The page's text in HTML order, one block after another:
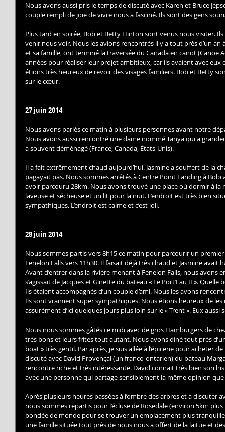
Nous avons aussi pris le temps de discuté avec Karen et Bruce
couple rempli de joie de vivre nous a fasciné. Ils sont des gens
Plus tard en soirée, Bob et Betty Hinton sont venus nous visiter.
venir nous voir. Nous les avions rencontrés il y a tout près d’un an
et sa famille, ont terminé la traversée du Canada en canot (Canoe
années pour réaliser leur projet ambitieux, car ils avaient avec eux
étions très heureux de revoir des visages familiers. Bob et Betty
sur le cœur.
27 juin 2014
Nous avons parlés ce matin à plusieurs personnes avant notre
Nous avons aussi rencontré une dame nommé Tanya qui a
a souvent déménagé (France, Canada, États-Unis).
Il a fait extrêmement chaud aujourd’hui. Jasmine a souffert de la
pagayait pas. Nous sommes arrêtés à Centre Point Landing à
avoir parcouru 28km. Nous avons trouvé une place où dormir à
laveuse et sécheuse et un lit pour la nuit. L’endroit est très bien
sympathiques. L’endroit est calme et c’est joli.
28 juin 2014
Nous sommes partis vers 8h15 ce matin pour parcourir un
Fenelon Falls vers 11h30. Il faisait déjà très chaud et Jasmine avait
Avant d’entrer dans la rivière menant à Fenelon Falls, nous
s’agissait de Jacques et Ginette du bateau « Le Port’Eau II ».
Ils étaient accompagnés d’un couple d’ami. Nous les avons
Ils sont vraiment super sympathiques. Nous étions heureux de
assurément d’ici quelques jours plus loin sur le « Trent ». Eux
Nous nous sommes gâtés ce midi avec de gros Hamburgers de
très bons et leurs frites tout autant. Nous avons diné tout près
boat » très gentil. Par après, je suis allée à l’épicerie pour acheter
discuté avec David Provençal (un franco-ontarien) du bateau
rencontre riche et très intéressante. David connait très bien son
avec une personne qui partage sensiblement la même opinion
Après plusieurs heures passées à l’ombre des arbres et à discuter
nous sommes repartis pour l’écluse de Rosedale (environ 5km
bondée de monde pour se trouver un emplacement plus tranquille
une famille située tout près de nous nous a offert de la laitue et